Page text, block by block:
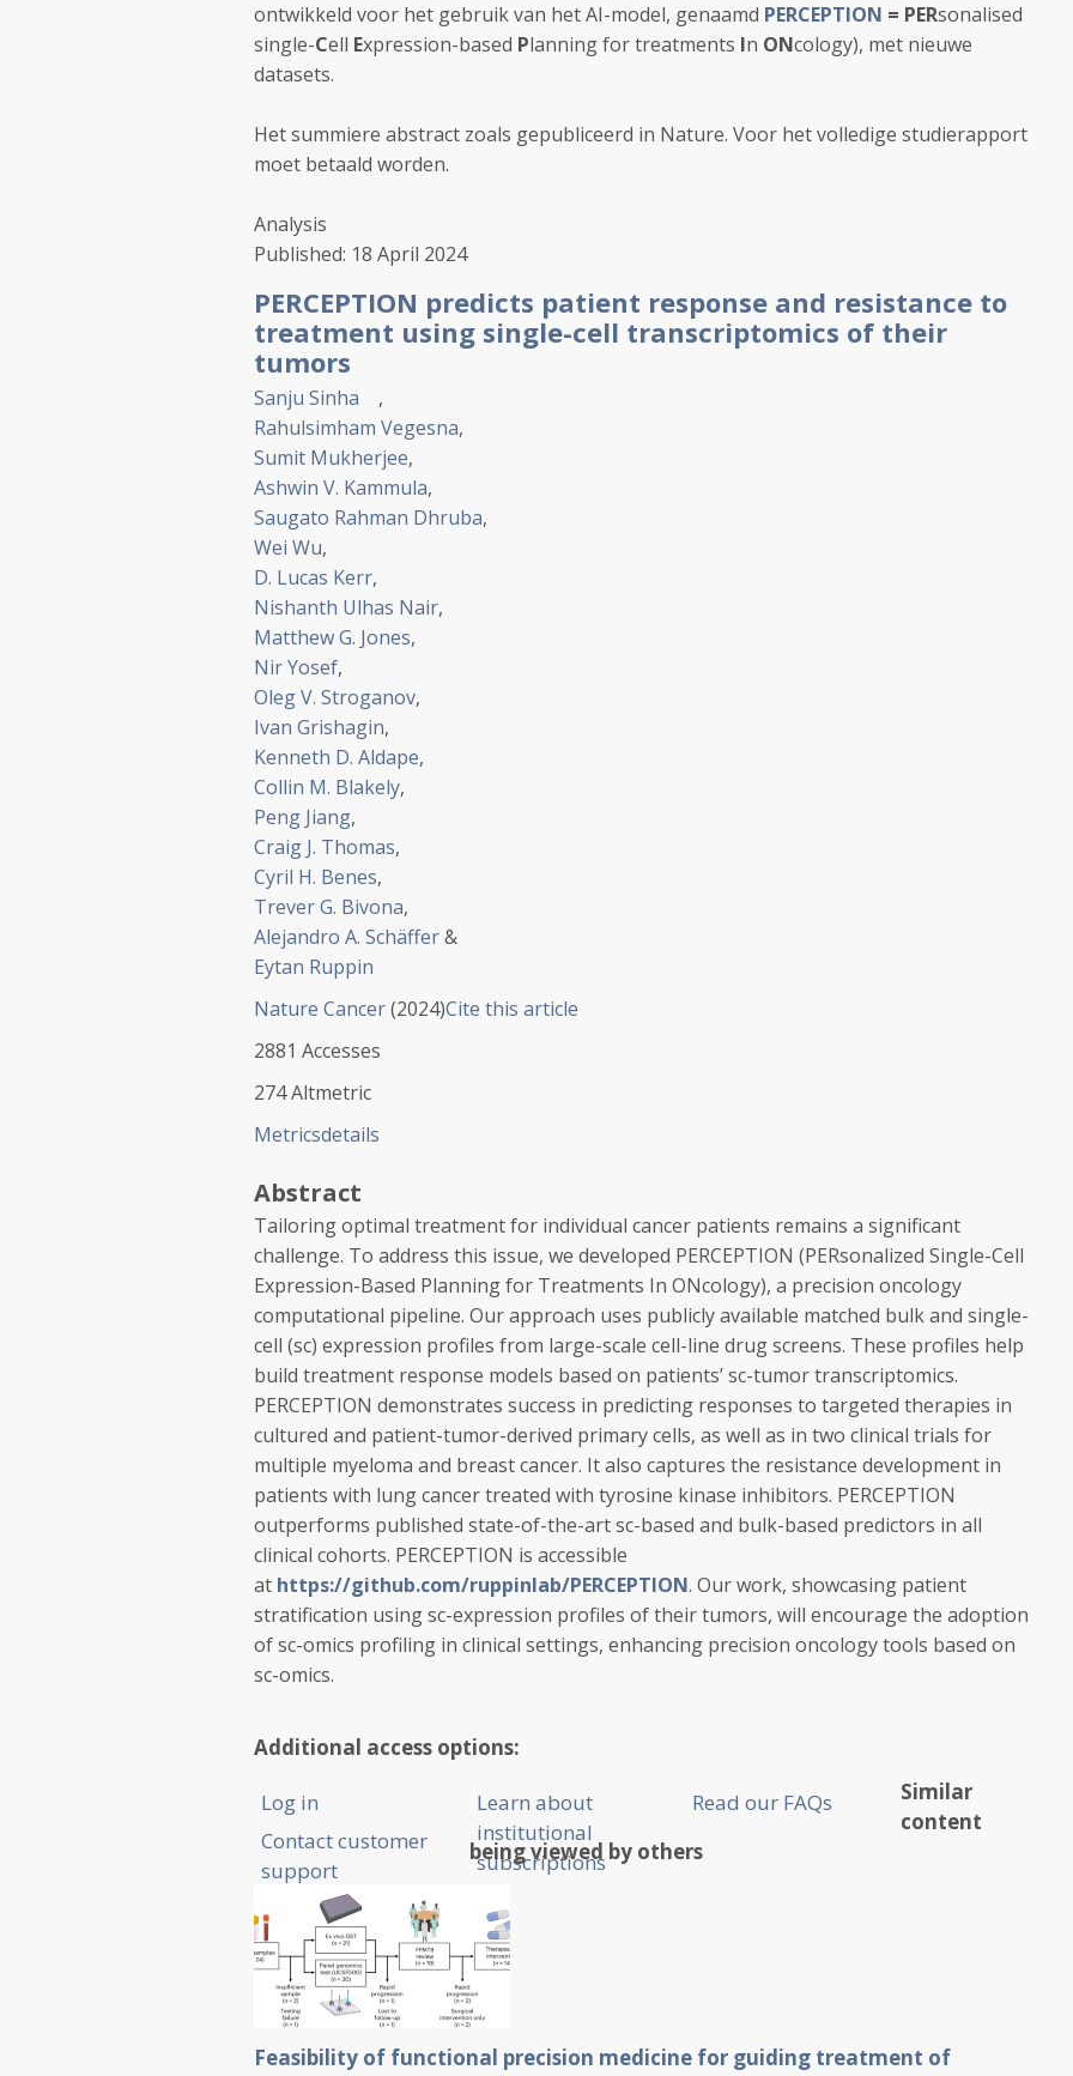
ontwikkeld voor het gebruik van het AI-model, genaamd PERCEPTION = PERsonalised
single-Cell Expression-based Planning for treatments In ONcology), met nieuwe
datasets.
Het summiere abstract zoals gepubliceerd in Nature. Voor het volledige studierapport
moet betaald worden.
Analysis
Published: 18 April 2024
PERCEPTION predicts patient response and resistance to
treatment using single-cell transcriptomics of their
tumors
Sanju Sinha
,
Rahulsimham Vegesna,
Sumit Mukherjee,
Ashwin V. Kammula,
Saugato Rahman Dhruba,
Wei Wu,
D. Lucas Kerr,
Nishanth Ulhas Nair,
Matthew G. Jones,
Nir Yosef,
Oleg V. Stroganov,
Ivan Grishagin,
Kenneth D. Aldape,
Collin M. Blakely,
Peng Jiang,
Craig J. Thomas,
Cyril H. Benes,
Trever G. Bivona,
Alejandro A. Schäffer&
Eytan Ruppin
Nature Cancer(2024)Cite this article
2881 Accesses
274Altmetric
Metricsdetails
Abstract
Tailoring optimal treatment for individual cancer patients remains a significant
challenge. To address this issue, we developed PERCEPTION (PERsonalized Single-Cell
Expression-Based Planning for Treatments In ONcology), a precision oncology
computational pipeline. Our approach uses publicly available matched bulk and single-
cell (sc) expression profiles from large-scale cell-line drug screens. These profiles help
build treatment response models based on patients’ sc-tumor transcriptomics.
PERCEPTION demonstrates success in predicting responses to targeted therapies in
cultured and patient-tumor-derived primary cells, as well as in two clinical trials for
multiple myeloma and breast cancer. It also captures the resistance development in
patients with lung cancer treated with tyrosine kinase inhibitors. PERCEPTION
outperforms published state-of-the-art sc-based and bulk-based predictors in all
clinical cohorts. PERCEPTION is accessible
at https://github.com/ruppinlab/PERCEPTION. Our work, showcasing patient
stratification using sc-expression profiles of their tumors, will encourage the adoption
of sc-omics profiling in clinical settings, enhancing precision oncology tools based on
sc-omics.
Additional access options:
Log in
Learn about
institutional
subscriptions
Read our FAQs
Contact customer
support
Similar
content
being viewed by others
Feasibility of functional precision medicine for guiding treatment of